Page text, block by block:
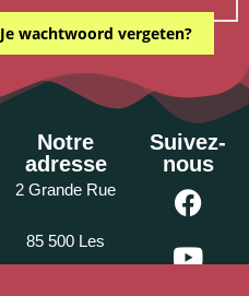
Je wachtwoord vergeten?
Notre
adresse
2 Grande Rue
85 500 Les
Herbiers
Suivez-
nous